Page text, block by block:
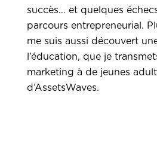
succès… et quelques
parcours entrepreneurial.
me suis aussi découvert
l’éducation, que je
marketing à de jeunes
d’AssetsWaves.